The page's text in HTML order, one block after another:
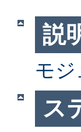
説
モ
ス